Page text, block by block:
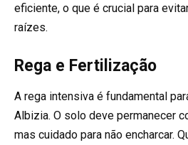
eficiente, o que é crucial para
raízes.
Rega e Fertilização
A rega intensiva é fundamental
Albizia. O solo deve permanecer
mas cuidado para não encharcar.